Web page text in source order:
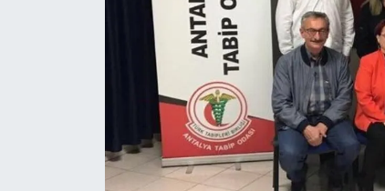
Kültür ve Sanat
Sivil Toplum